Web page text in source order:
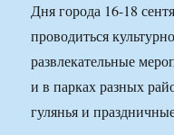
Дня города 16-18
проводиться
развлекательные
и в парках разных
гулянья и